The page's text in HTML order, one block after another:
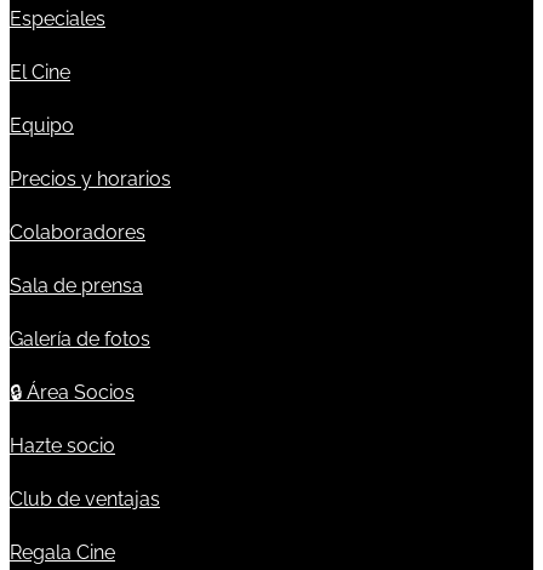
Especiales
El Cine
Equipo
Precios y horarios
Colaboradores
Sala de prensa
Galería de fotos
🔒 Área Socios
Hazte socio
Club de ventajas
Regala Cine